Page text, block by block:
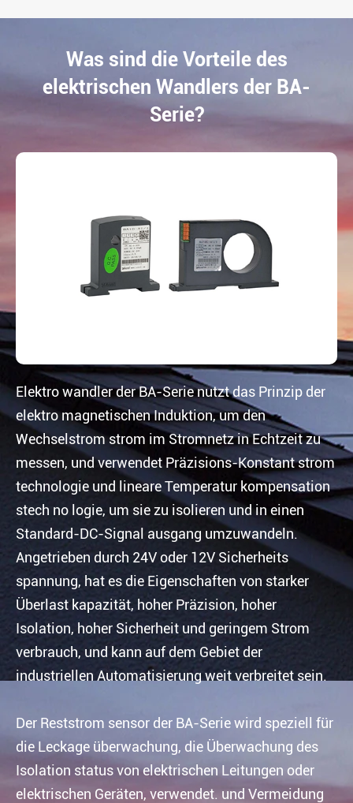
Was sind die Vorteile des
elektrischen Wandlers der BA-
Serie?
Elektro wandler der BA-Serie nutzt das Prinzip der
elektro magnetischen Induktion, um den
Wechselstrom strom im Stromnetz in Echtzeit zu
messen, und verwendet Präzisions-Konstant strom
technologie und lineare Temperatur kompensation
stech no logie, um sie zu isolieren und in einen
Standard-DC-Signal ausgang umzuwandeln.
Angetrieben durch 24V oder 12V Sicherheits
spannung, hat es die Eigenschaften von starker
Überlast kapazität, hoher Präzision, hoher
Isolation, hoher Sicherheit und geringem Strom
verbrauch, und kann auf dem Gebiet der
industriellen Automatisierung weit verbreitet sein.
Der Reststrom sensor der BA-Serie wird speziell für
die Leckage überwachung, die Überwachung des
Isolation status von elektrischen Leitungen oder
elektrischen Geräten, verwendet. und Vermeidung